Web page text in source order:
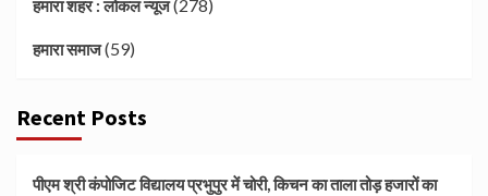
हमारा शहर : लोकल न्यूज(278)
हमारा समाज(59)
Recent Posts
पीएम श्री कंपोजिट विद्यालय प्रभुपुर में चोरी, किचन का ताला तोड़ हजारों का